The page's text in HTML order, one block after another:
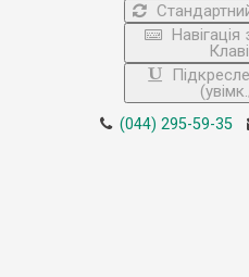
(044) 295-59-35